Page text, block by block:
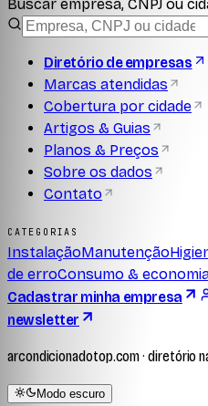
Buscar empresa, CNPJ ou
Diretório de empresas
Marcas atendidas
Cobertura por cidade
Artigos & Guias
Planos & Preços
Sobre os dados
Contato
CATEGORIAS
InstalaçãoManutenção
de erroConsumo &
Cadastrar minha empresa
newsletter
arcondicionadotop.com · diretório
Modo escuro